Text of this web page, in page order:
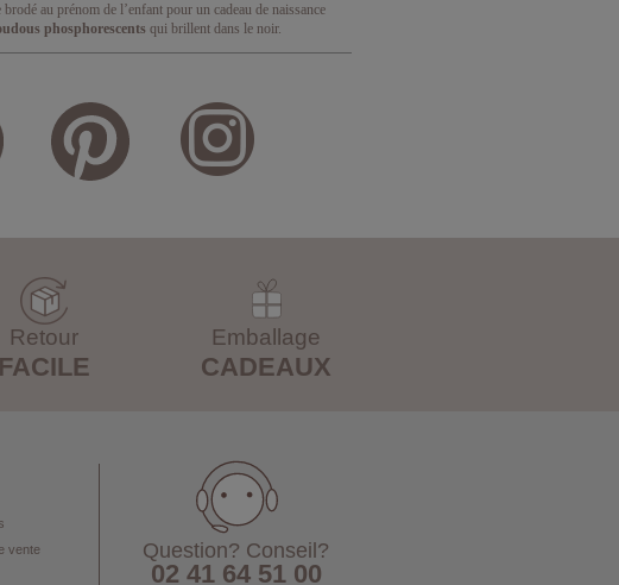
au prénom de l’enfant pour un cadeau de naissance
phosphorescents qui brillent dans le noir.
Retour
FACILE
Emballage
CADEAUX
vente
Question? Conseil?
02 41 64 51 00